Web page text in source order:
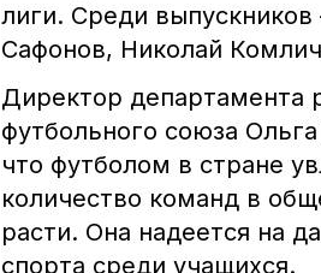
лиги. Среди
Сафонов, Николай
Директор департамента
футбольного союза
что футболом в стране
количество команд в
расти. Она надеется на
спорта среди учащихся.